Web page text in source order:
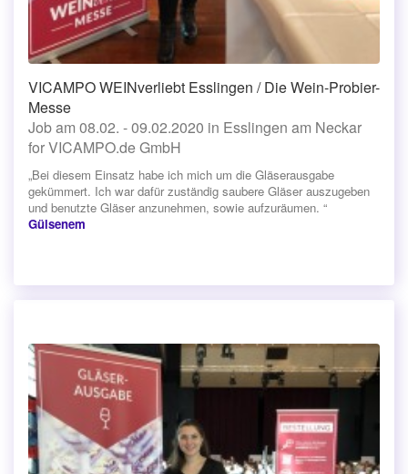
VICAMPO WEINverliebt Esslingen / Die Wein-Probier-
Messe
Job am 08.02. - 09.02.2020 in Esslingen am Neckar
for VICAMPO.de GmbH
„Bei diesem Einsatz habe ich mich um die Gläserausgabe
gekümmert. Ich war dafür zuständig saubere Gläser auszugeben
und benutzte Gläser anzunehmen, sowie aufzuräumen. “
Gülsenem